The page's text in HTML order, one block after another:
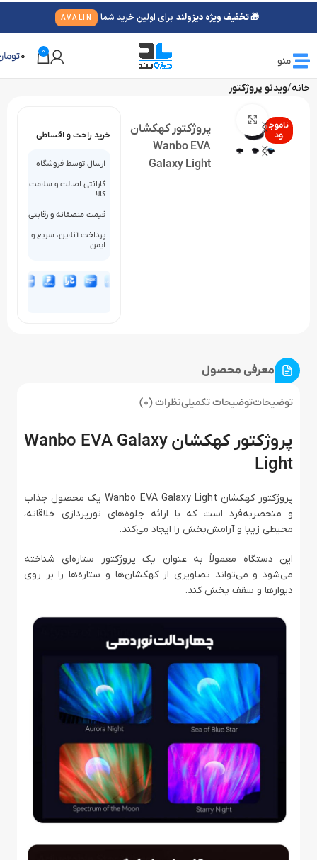
منو
0
0
خانه ویدئو پروژکتور
ناموج
ود
پروژکتور کهکشان
Wanbo EVA
Galaxy Light
خرید راحت و اقساطی
ارسال توسط فروشگاه
گارانتی اصالت و سلامت
کالا
قیمت منصفانه و رقابتی
پرداخت آنلاین، سریع و
ایمن
معرفی محصول
توضیحاتتوضیحات تکمیلینظرات (0)
پروژکتور کهکشان Wanbo EVA Galaxy
Light
پروژکتور کهکشان Wanbo EVA Galaxy Light یک محصول جذاب
و منحصربه‌فرد است که با ارائه جلوه‌های نورپردازی خلاقانه،
محیطی زیبا و آرامش‌بخش را ایجاد می‌کند.
این دستگاه معمولاً به عنوان یک پروژکتور ستاره‌ای شناخته
می‌شود و می‌تواند تصاویری از کهکشان‌ها و ستاره‌ها را بر روی
دیوارها و سقف پخش کند.
🎁 تخفیف ویژه دیزولند برای اولین خرید شما AVALIN